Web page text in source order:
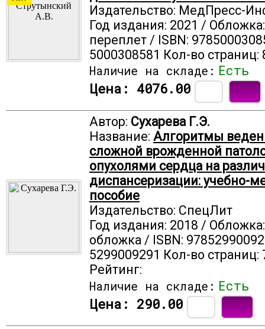
Издательство: МедПресс-
Год издания: 2021 /
переплет / ISBN:
5000308581 Кол-во страниц:
Наличие на складе: Есть
Цена: 4076.00
Автор: Сухарева Г.Э.
Название: Алгоритмы
сложной врожденной
опухолями сердца на
диспансеризации: учебно-
пособие
Издательство: СпецЛит
Год издания: 2018 /
обложка / ISBN:
5299009291 Кол-во страниц:
Рейтинг:
Наличие на складе: Есть
Цена: 290.00